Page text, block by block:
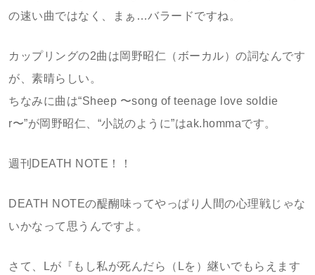
の速い曲ではなく、まぁ…バラードですね。
カップリングの2曲は岡野昭仁（ボーカル）の詞なんです
が、素晴らしい。
ちなみに曲は“Sheep 〜song of teenage love soldie
r〜”が岡野昭仁、“小説のように”はak.hommaです。
週刊DEATH NOTE！！
DEATH NOTEの醍醐味ってやっぱり人間の心理戦じゃな
いかなって思うんですよ。
さて、Lが『もし私が死んだら（Lを）継いでもらえます